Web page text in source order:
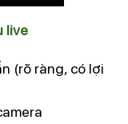
live
(rõ ràng, có lợi